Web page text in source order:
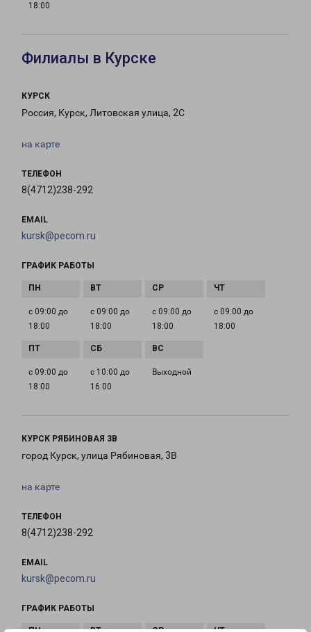
18:00
Филиалы в Курске
КУРСК
Россия, Курск, Литовская улица, 2С
на карте
ТЕЛЕФОН
8(4712)238-292
EMAIL
kursk@pecom.ru
ГРАФИК РАБОТЫ
с 09:00 до
18:00
с 09:00 до
18:00
с 09:00 до
18:00
с 09:00 до
18:00
с 09:00 до
18:00
с 10:00 до
16:00
Выходной
КУРСК РЯБИНОВАЯ 3В
город Курск, улица Рябиновая, 3В
на карте
ТЕЛЕФОН
8(4712)238-292
EMAIL
kursk@pecom.ru
ГРАФИК РАБОТЫ